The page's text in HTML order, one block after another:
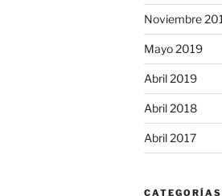
Noviembre
Mayo 2019
Abril 2019
Abril 2018
Abril 2017
CATEGORÍAS